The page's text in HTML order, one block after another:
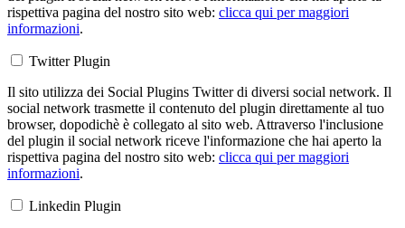
rispettiva pagina del nostro sito web: clicca qui per maggiori
informazioni.
Twitter Plugin
Il sito utilizza dei Social Plugins Twitter di diversi social network. Il
social network trasmette il contenuto del plugin direttamente al tuo
browser, dopodichè è collegato al sito web. Attraverso l'inclusione
del plugin il social network riceve l'informazione che hai aperto la
rispettiva pagina del nostro sito web: clicca qui per maggiori
informazioni.
Linkedin Plugin